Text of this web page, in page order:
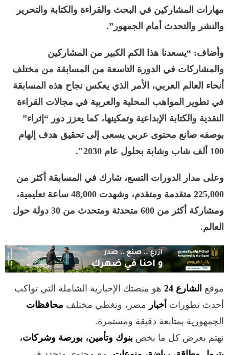
مهارات المشاركين في البحث والقراءة والكتابة والتحرير
والنشر والتحدث أمام الجمهور”.
وأضاف: “يسعدنا هذا الكم الكبير من المشاركين
والمشاركات في الدورة التاسعة من المسابقة من مختلف
أنحاء العالم العربي، الأمر الذي يعكس نجاح هذه المسابقة
في تطوير المواهب المحلية والعربية في مجالات القراءة
النقدية والكتابة الإبداعية وتمكينها، كما يعزز دور “إثراء”
بوصفه صانع محتوى عربي يسعى إلى تحقيق هدف إلهام
100 ألف شاب وشابة بحلول عام 2030″.
وعلى مدار الدورات التسع، شارك في المسابقة أكثر من
225,000 متقدمة ومتقدم، وشهدت 48,000 ساعة تعليمية،
ومشاركة أكثر من 600 متحدثة ومتحدث من 30 دولة حول
العالم.
موقع الشارع 24
هو منصتك الإخبارية الشاملة التي تواكب
أحدث تطورات أخبار مصر، وتغطي مختلف محافظات
الجمهورية بمتابعة دقيقة ومستمرة.
نهتم بعرض كل ما يخص بنوك وتأمين، بورصة وشركات،